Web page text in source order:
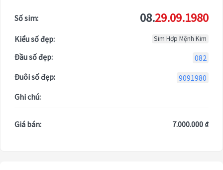
Số sim: 08.29.09.1980
Kiểu số đẹp: Sim Hợp Mệnh Kim
Đầu số đẹp:
082
Đuôi số đẹp:
9091980
Ghi chú:
Giá bán: 7.000.000 ₫